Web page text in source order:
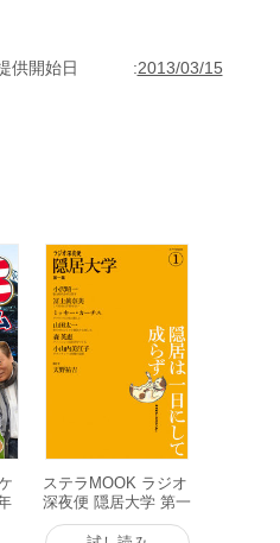
供開始日 2013/03/15
ステラMOOK ラジオ
深夜便 隠居大学 第一
集:隠居は一日にして